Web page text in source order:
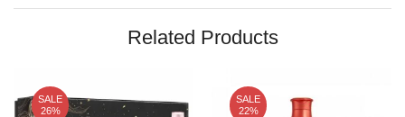
Related Products
SALE
26%
SALE
22%